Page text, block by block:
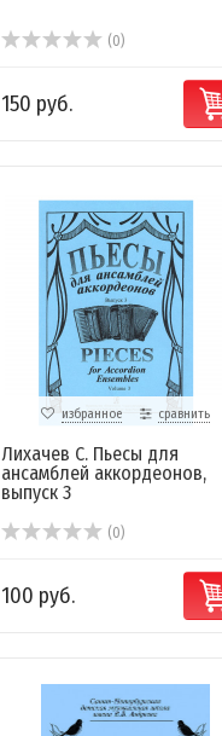
(0)
150 руб.
избранное сравнить
Лихачев С. Пьесы для
ансамблей аккордеонов,
выпуск 3
(0)
100 руб.